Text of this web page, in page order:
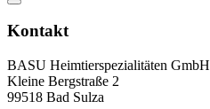
Kontakt
BASU Heimtierspezialitäten GmbH
Kleine Bergstraße 2
99518 Bad Sulza